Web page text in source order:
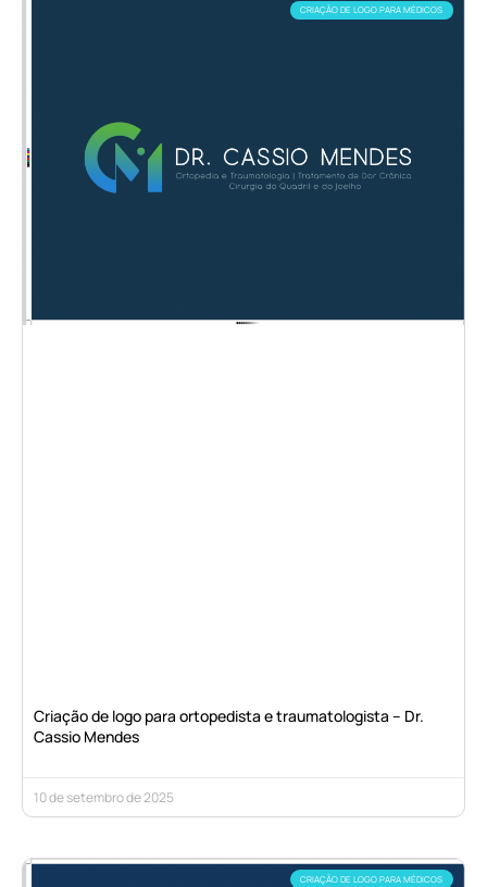
CRIAÇÃO DE LOGO PARA MÉDICOS
Criação de logo para ortopedista e traumatologista – Dr.
Cassio Mendes
10 de setembro de 2025
CRIAÇÃO DE LOGO PARA MÉDICOS